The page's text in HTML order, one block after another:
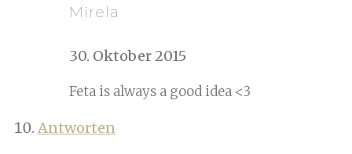
Mirela
30. Oktober 2015
Feta is always a good idea <3
Antworten